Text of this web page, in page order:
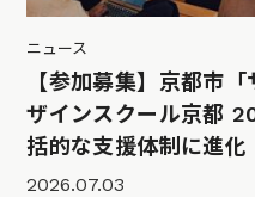
ニュース
【参加募集】京都市
ザインスクール京都
括的な支援体制に進化
2026.07.03